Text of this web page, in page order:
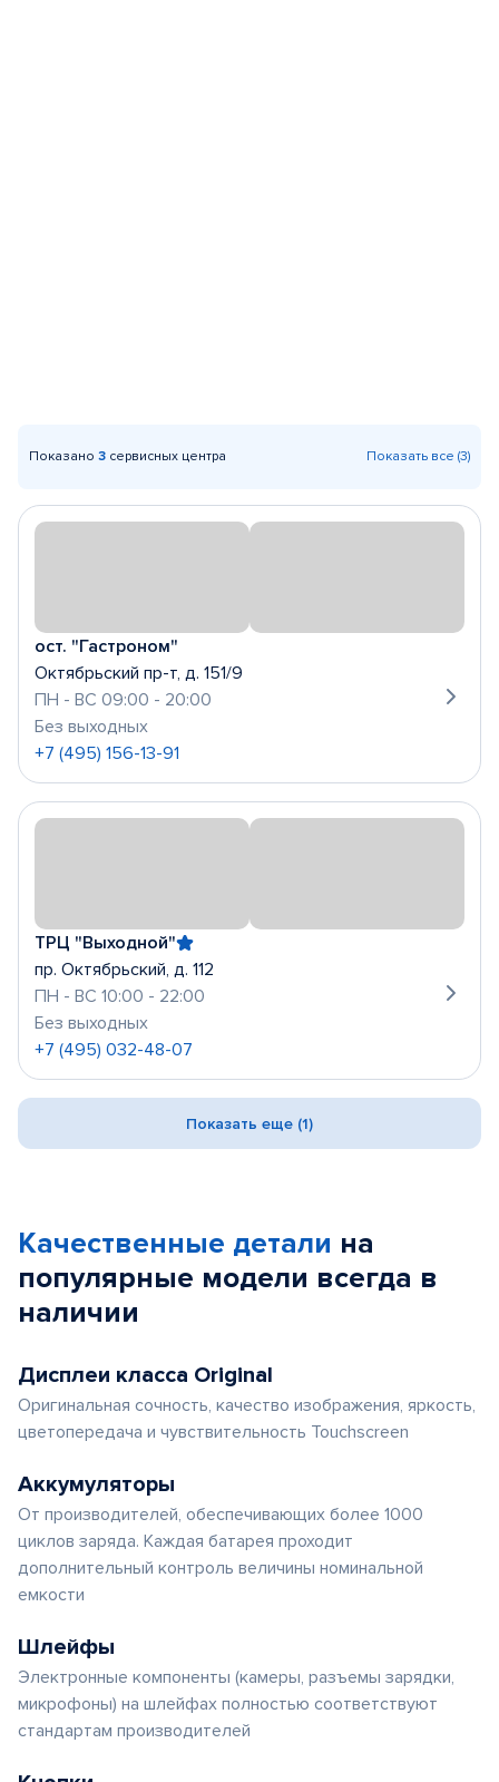
Показано 3 сервисных центра Показать все (3)
ост. "Гастроном"
Октябрьский пр-т, д. 151/9
ПН - ВС 09:00 - 20:00
Без выходных
+7 (495) 156-13-91
ТРЦ "Выходной"
пр. Октябрьский, д. 112
ПН - ВС 10:00 - 22:00
Без выходных
+7 (495) 032-48-07
Показать еще (1)
Качественные детали на
популярные модели всегда в
наличии
Дисплеи класса Original
Оригинальная сочность, качество изображения, яркость,
цветопередача и чувствительность Touchscreen
Аккумуляторы
От производителей, обеспечивающих более 1000
циклов заряда. Каждая батарея проходит
дополнительный контроль величины номинальной
емкости
Шлейфы
Электронные компоненты (камеры, разъемы зарядки,
микрофоны) на шлейфах полностью соответствуют
стандартам производителей